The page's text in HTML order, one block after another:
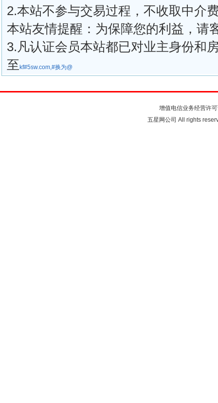
2.本站不参与交易过程，不收取中介
本站友情提醒：为保障您的利益，请
3.凡认证会员本站都已对业主身份和
至 kf#5sw.com,#换为@
增值电信业务经营许
五星网公司 All rights